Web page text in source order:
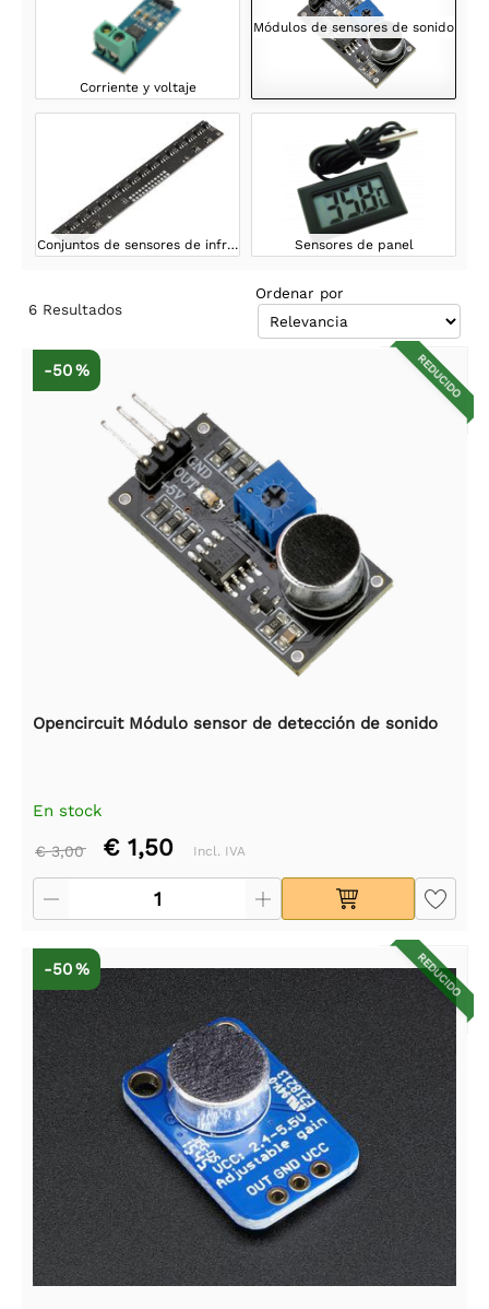
Corriente y voltaje
Módulos de sensores de sonido
Conjuntos de sensores de infrarrojos Sensores de panel
6 Resultados
Ordenar por
REDUCIDO
-50 %
Opencircuit Módulo sensor de detección de sonido
En stock
€ 3,00 € 1,50 Incl. IVA
REDUCIDO
-50 %